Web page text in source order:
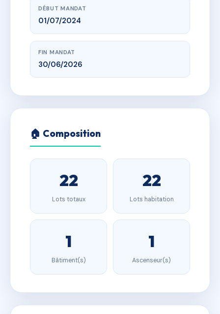
DÉBUT MANDAT
01/07/2024
FIN MANDAT
30/06/2026
🏠 Composition
22
Lots totaux
22
Lots habitation
1
Bâtiment(s)
1
Ascenseur(s)